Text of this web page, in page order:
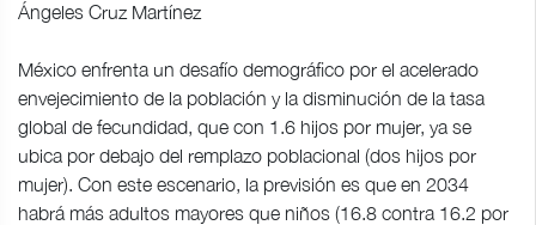
Ángeles Cruz Martínez
México enfrenta un desafío demográfico por el acelerado
envejecimiento de la población y la disminución de la tasa
global de fecundidad, que con 1.6 hijos por mujer, ya se
ubica por debajo del remplazo poblacional (dos hijos por
mujer). Con este escenario, la previsión es que en 2034
habrá más adultos mayores que niños (16.8 contra 16.2 por